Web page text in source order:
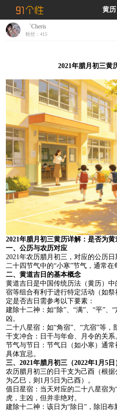
黄历
゜Cheris
粉丝：415
2021年腊月初三黄
2021年腊月初三黄历详解：是否为黄
一、公历与农历对应
2021年农历腊月初三，对应的公历
二十四节气中的“小寒”节气，通常在
二、黄道吉日的基本概念
黄道吉日是中国传统历法（黄历）
宿等组合有利于进行特定活动（如
定是否吉日需参考以下要素：
建除十二神：如“除”、“满”、“平”、
凶。
二十八星宿：如“角宿”、“亢宿”等，
干支冲合：日干与年命、月令的关系
节气与节日：节气日（如小寒）通
具体宜忌。
三、2021年腊月初三（2022年1月5
农历腊月初三的日干支为己酉（根据
为乙巳，则1月5日为己酉）。
值日星宿：当天对应的二十八星宿为
虎，主凶，但并非绝对。
建除十二神：该日为“除日”，除旧